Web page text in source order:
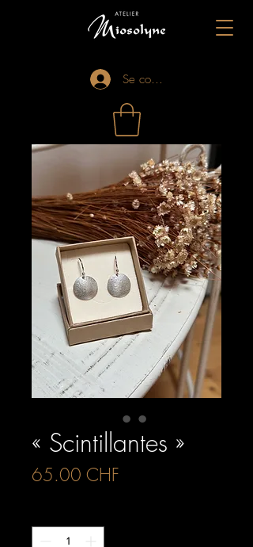
Se connecter
« Scintillantes »
65.00 CHF